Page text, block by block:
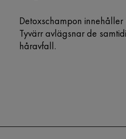
Detoxschampon
Tyvärr avlägsnar de
håravfall.